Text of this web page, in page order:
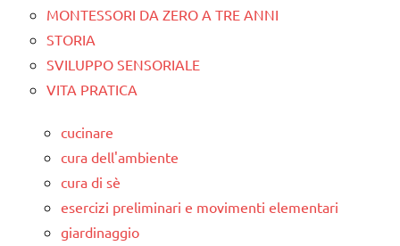
MONTESSORI DA ZERO A TRE ANNI
STORIA
SVILUPPO SENSORIALE
VITA PRATICA
cucinare
cura dell'ambiente
cura di sè
esercizi preliminari e movimenti elementari
giardinaggio